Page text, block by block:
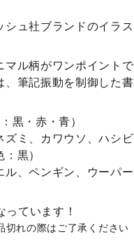
シュ社ブランドのイラ
マル柄がワンポイント
、筆記振動を制御した
黒・赤・青）
ズミ、カワウソ、ハシ
黒）
ル、ペンギン、ウーパ
っています！
切れの際はご了承ください